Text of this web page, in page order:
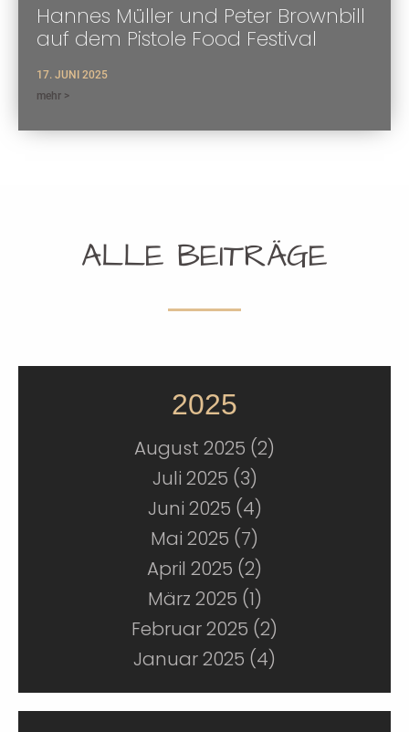
Hannes Müller und Peter Brownbill
auf dem Pistole Food Festival
17. JUNI 2025
mehr >
ALLE BEITRÄGE
2025
August 2025 (2)
Juli 2025 (3)
Juni 2025 (4)
Mai 2025 (7)
April 2025 (2)
März 2025 (1)
Februar 2025 (2)
Januar 2025 (4)